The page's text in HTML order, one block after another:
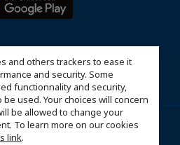
and others trackers to ease it
and security. Some
functionnality and security,
used. Your choices will concern
be allowed to change your
To learn more on our cookies
link.